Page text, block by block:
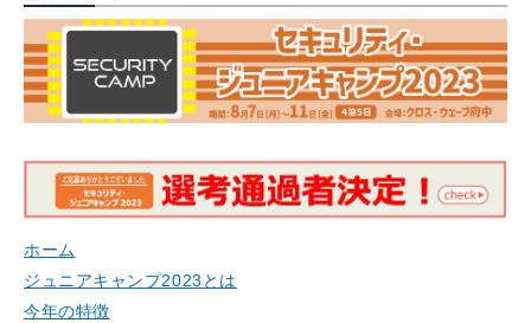
ホーム
ジュニアキャンプ2023とは
今年の特徴